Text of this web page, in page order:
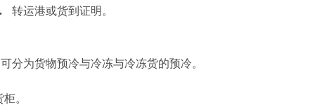
转运港或货到证明。
分为货物预冷与冷冻与冷冻货的预冷。
。